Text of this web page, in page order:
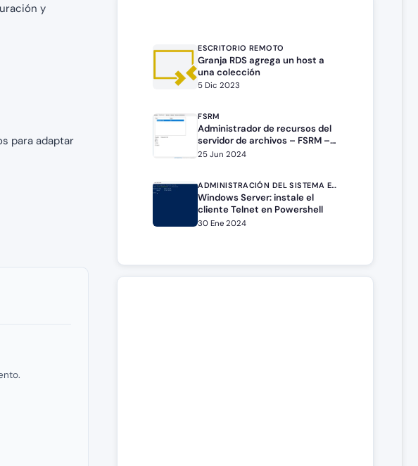
y
para adaptar
ESCRITORIO REMOTO
Granja RDS agrega un host a
una colección
5 Dic 2023
FSRM
Administrador de recursos del
servidor de archivos – FSRM –
Filtro de archivos
25 Jun 2024
ADMINISTRACIÓN DEL SISTEMA EN WINDOWS SERVER
Windows Server: instale el
cliente Telnet en Powershell
30 Ene 2024